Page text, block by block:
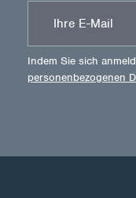
Indem Sie sich
personenbezogenen